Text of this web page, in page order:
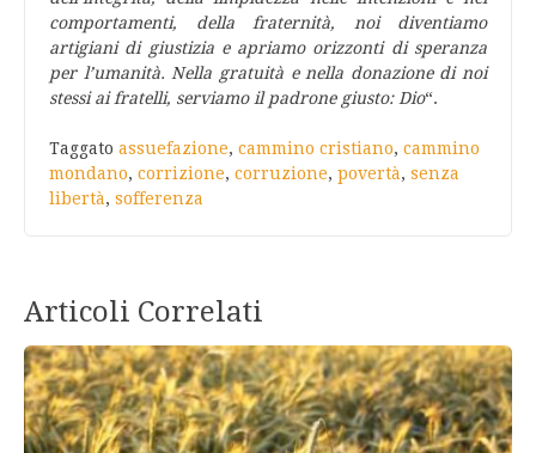
comportamenti, della fraternità, noi diventiamo
artigiani di giustizia e apriamo orizzonti di speranza
per l’umanità. Nella gratuità e nella donazione di noi
stessi ai fratelli, serviamo il padrone giusto: Dio“.
Taggato assuefazione, cammino cristiano, cammino
mondano, corrizione, corruzione, povertà, senza
libertà, sofferenza
Articoli Correlati